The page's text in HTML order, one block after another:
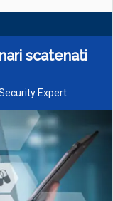
scatenati
Expert